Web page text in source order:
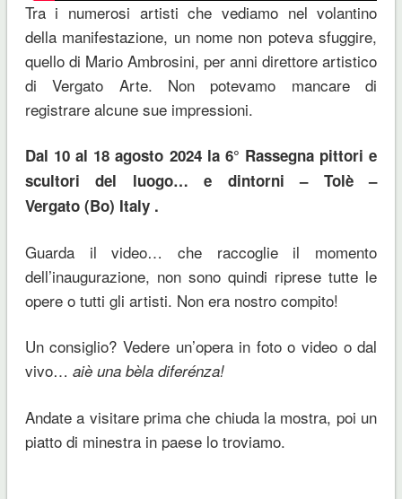
Tra i numerosi artisti che vediamo nel volantino
della manifestazione, un nome non poteva sfuggire,
quello di Mario Ambrosini, per anni direttore artistico
di Vergato Arte. Non potevamo mancare di
registrare alcune sue impressioni.
Dal 10 al 18 agosto 2024 la 6° Rassegna pittori e
scultori del luogo… e dintorni – Tolè –
Vergato (Bo) Italy .
Guarda il video… che raccoglie il momento
dell’inaugurazione, non sono quindi riprese tutte le
opere o tutti gli artisti. Non era nostro compito!
Un consiglio? Vedere un’opera in foto o video o dal
vivo… aiè una bèla diferénza!
Andate a visitare prima che chiuda la mostra, poi un
piatto di minestra in paese lo troviamo.